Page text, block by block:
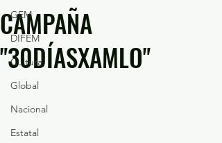
GEM
DIFEM
Cultura
Global
Nacional
Estatal
CAMPAÑA
"30DÍASXAMLO"